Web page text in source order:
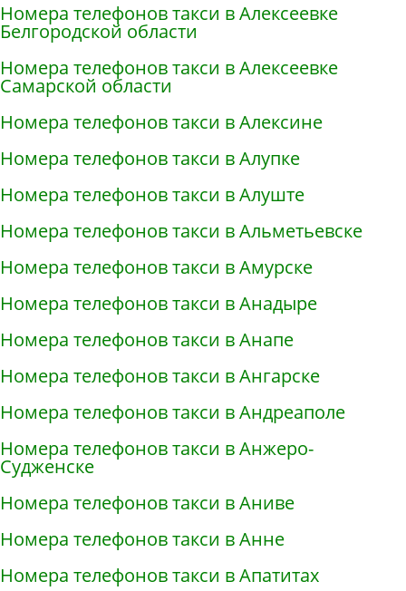
Номера телефонов такси в Алексеевке
Белгородской области
Номера телефонов такси в Алексеевке
Самарской области
Номера телефонов такси в Алексине
Номера телефонов такси в Алупке
Номера телефонов такси в Алуште
Номера телефонов такси в Альметьевске
Номера телефонов такси в Амурске
Номера телефонов такси в Анадыре
Номера телефонов такси в Анапе
Номера телефонов такси в Ангарске
Номера телефонов такси в Андреаполе
Номера телефонов такси в Анжеро-
Судженске
Номера телефонов такси в Аниве
Номера телефонов такси в Анне
Номера телефонов такси в Апатитах